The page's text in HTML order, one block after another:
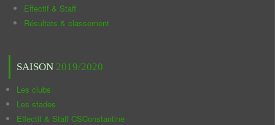
Effectif & Staff
Résultats & classement
SAISON 2019/2020
Les clubs
Les stades
Effectif & Staff CSConstantine